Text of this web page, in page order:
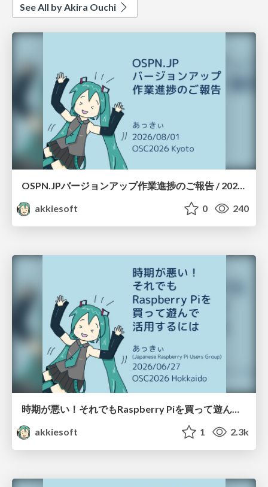
See All by Akira Ouchi
OSPN.JPバージョンアップ作業進捗のご報告 / 20260801-osc26kyoto
akkiesoft
0 240
akkiesoft
1 2.3k